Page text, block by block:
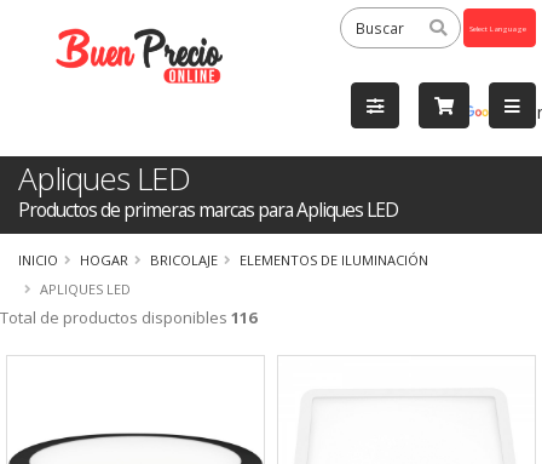
by
Apliques LED
Productos de primeras marcas para Apliques LED
INICIO HOGAR BRICOLAJE
ELEMENTOS DE ILUMINACIÓN
APLIQUES LED
Total de productos disponibles 116